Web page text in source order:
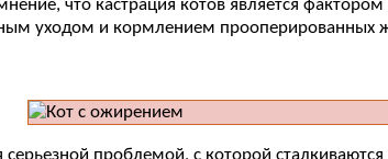
что кастрация котов является
уходом и кормлением прооперированных